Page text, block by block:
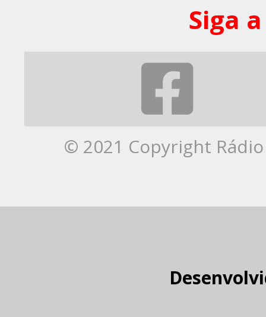
Siga
© 2021 Copyright